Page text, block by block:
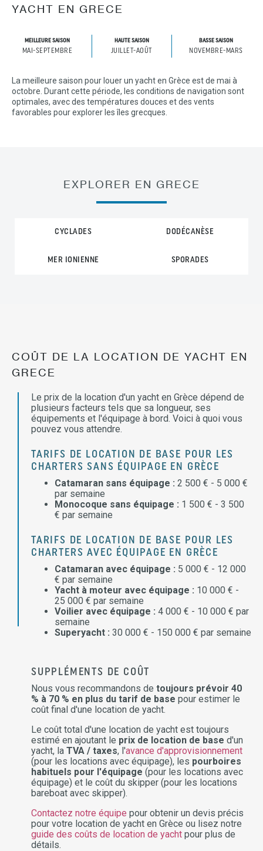
YACHT EN GRECE
MEILLEURE SAISON
MAI-SEPTEMBRE
HAUTE SAISON
JUILLET-AOÛT
BASSE SAISON
NOVEMBRE-MARS
La meilleure saison pour louer un yacht en Grèce est de mai à
octobre. Durant cette période, les conditions de navigation sont
optimales, avec des températures douces et des vents
favorables pour explorer les îles grecques.
EXPLORER EN GRECE
CYCLADES DODÉCANÈSE
MER IONIENNE SPORADES
COÛT DE LA LOCATION DE YACHT EN
GRECE
Le prix de la location d'un yacht en Grèce dépend de
plusieurs facteurs tels que sa longueur, ses
équipements et l'équipage à bord. Voici à quoi vous
pouvez vous attendre.
TARIFS DE LOCATION DE BASE POUR LES
CHARTERS SANS ÉQUIPAGE EN GRÈCE
Catamaran sans équipage : 2 500 € - 5 000 €
par semaine
Monocoque sans équipage : 1 500 € - 3 500
€ par semaine
TARIFS DE LOCATION DE BASE POUR LES
CHARTERS AVEC ÉQUIPAGE EN GRÈCE
Catamaran avec équipage : 5 000 € - 12 000
€ par semaine
Yacht à moteur avec équipage : 10 000 € -
25 000 € par semaine
Voilier avec équipage : 4 000 € - 10 000 € par
semaine
Superyacht : 30 000 € - 150 000 € par semaine
SUPPLÉMENTS DE COÛT
Nous vous recommandons de toujours prévoir 40
% à 70 % en plus du tarif de base pour estimer le
coût final d'une location de yacht.
Le coût total d'une location de yacht est toujours
estimé en ajoutant le prix de location de base d'un
yacht, la TVA / taxes, l'avance d'approvisionnement
(pour les locations avec équipage), les pourboires
habituels pour l'équipage (pour les locations avec
équipage) et le coût du skipper (pour les locations
bareboat avec skipper).
Contactez notre équipe pour obtenir un devis précis
pour votre location de yacht en Grèce ou lisez notre
guide des coûts de location de yacht pour plus de
détails.